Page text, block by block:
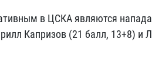
в ЦСКА являются
Капризов (21 балл, 13+8) и